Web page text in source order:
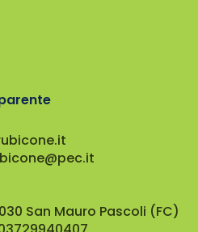
San Mauro Pascoli (FC)